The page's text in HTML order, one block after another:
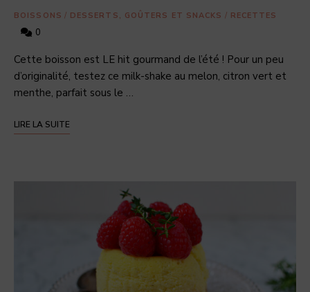
BOISSONS / DESSERTS, GOÛTERS ET SNACKS / RECETTES
0
Cette boisson est LE hit gourmand de l’été ! Pour un peu
d’originalité, testez ce milk-shake au melon, citron vert et
menthe, parfait sous le …
LIRE LA SUITE